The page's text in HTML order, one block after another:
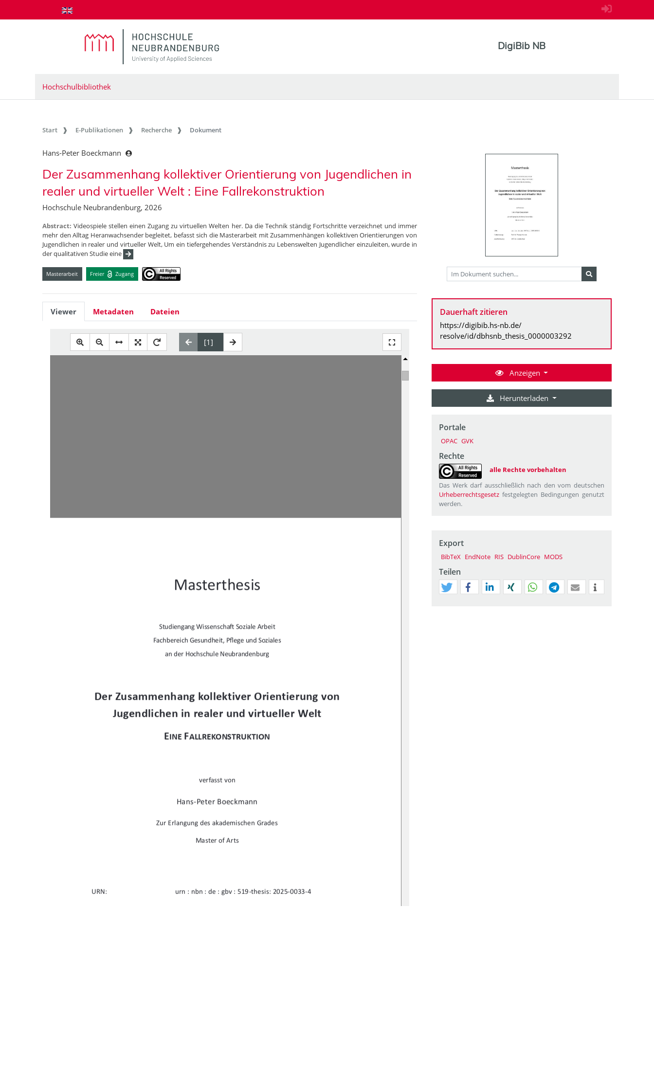
zum Inhalt springen
DigiBib NB
Hochschulbibliothek
Start E-Publikationen Recherche Dokument
Hans-Peter Boeckmann
Der Zusammenhang kollektiver Orientierung von Jugendlichen in
realer und virtueller Welt : Eine Fallrekonstruktion
Hochschule Neubrandenburg, 2026
Abstract:Videospiele stellen einen Zugang zu virtuellen Welten her. Da die Technik ständig Fortschritte verzeichnet und immer
mehr den Alltag Heranwachsender begleitet, befasst sich die Masterarbeit mit Zusammenhängen kollektiven Orientierungen von
Jugendlichen in realer und virtueller Welt, Um ein tiefergehendes Verständnis zu Lebenswelten Jugendlicher einzuleiten, wurde in
der qualitativen Studie eine
Masterarbeit Freier Zugang
Viewer Metadaten Dateien
Masterthesis
Studiengang WissenschaŌ Soziale Arbeit
Fachbereich Gesundheit, Pflege und Soziales
an der Hochschule Neubrandenburg
Der Zusammenhang kollektiver Orientierung von
Jugendlichen in realer und virtueller Welt
EINE FALLREKONSTRUKTION
verfasst von
Hans-Peter Boeckmann
Zur Erlangung des akademischen Grades
Master of Arts
URN: urn : nbn : de : gbv : 519-thesis: 2025-0033-4
Dauerhaft zitieren
https://digibib.hs-nb.de/
resolve/id/dbhsnb_thesis_0000003292
Anzeigen
Herunterladen
Portale
OPAC GVK
Rechte
alle Rechte vorbehalten
Das Werk darf ausschließlich nach den vom deutschen
Urheberrechtsgesetz festgelegten Bedingungen genutzt
werden.
Export
BibTeX EndNote RIS DublinCore MODS
Teilen